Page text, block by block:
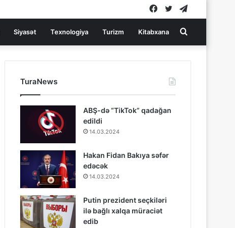
Twitter
Facebook
Siyasət Texnologiya Turizm Kitabxana Search
for
TuraNews
ABŞ-də “TikTok” qadağan
edildi
14.03.2024
Hakan Fidan Bakıya səfər
edəcək
14.03.2024
Putin prezident seçkiləri
ilə bağlı xalqa müraciət
edib